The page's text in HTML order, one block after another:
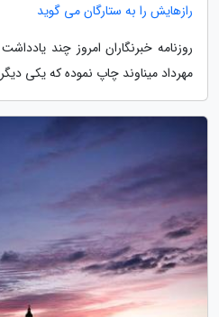
رازهایش را به ستارگان می گوید
روزنامه خبرنگاران امروز چند
مهرداد میناوند چاپ نموده که یکی دیگر